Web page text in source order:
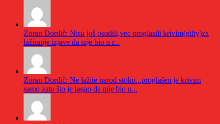
Zoran Đordič: Nisu još osudili,vec proglasili krivim(gilty)za
lažiranje izjave da nije bio u r...
Zoran Đordič: Ne lažite narod stoko...proglašen je krivim
samo zato što je lagao da nije bio u...